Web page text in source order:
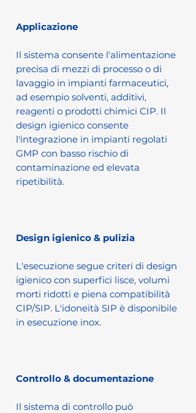
Applicazione
Il sistema consente l'alimentazione
precisa di mezzi di processo o di
lavaggio in impianti farmaceutici,
ad esempio solventi, additivi,
reagenti o prodotti chimici CIP. Il
design igienico consente
l'integrazione in impianti regolati
GMP con basso rischio di
contaminazione ed elevata
ripetibilità.
Design igienico & pulizia
L'esecuzione segue criteri di design
igienico con superfici lisce, volumi
morti ridotti e piena compatibilità
CIP/SIP. L'idoneità SIP è disponibile
in esecuzione inox.
Controllo & documentazione
Il sistema di controllo può